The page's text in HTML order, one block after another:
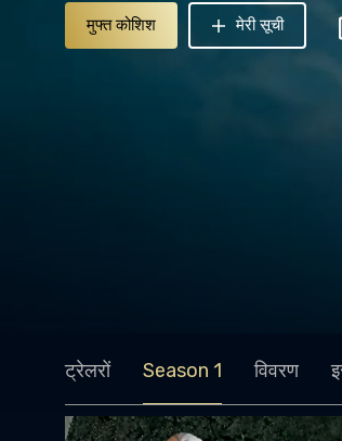
मुफ्त कोशिश मेरी सूची
ट्रेलरों Season 1 विवरण